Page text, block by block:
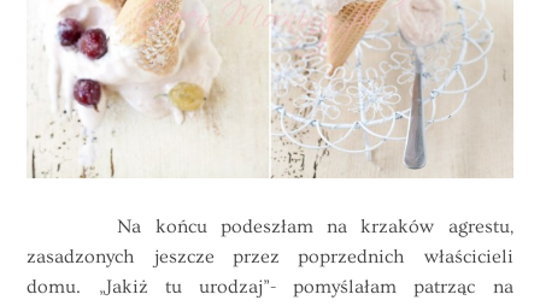
Na końcu podeszłam na krzaków agrestu,
zasadzonych jeszcze przez poprzednich właścicieli
domu. „Jakiż tu urodzaj”- pomyślałam patrząc na